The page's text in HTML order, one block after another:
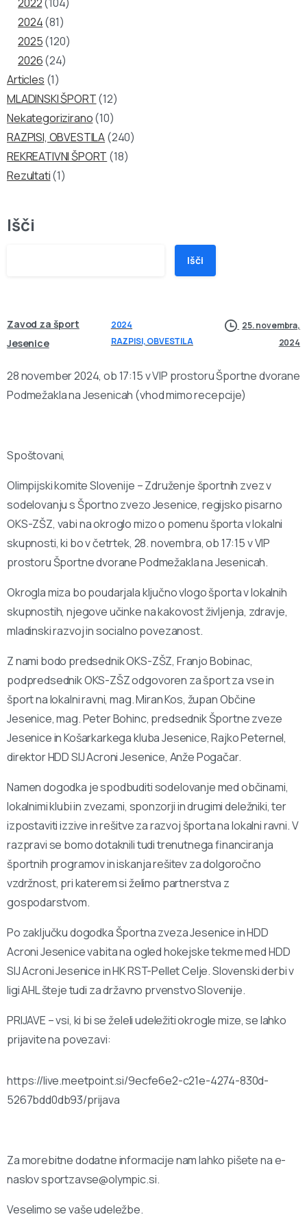
2024(81)
2025(120)
2026(24)
Articles (1)
MLADINSKI ŠPORT(12)
Nekategorizirano(10)
RAZPISI, OBVESTILA(240)
REKREATIVNI ŠPORT (18)
Rezultati(1)
Išči
Išči
Zavod za šport
Jesenice
2024
RAZPISI, OBVESTILA
25. novembra,
2024
28 november 2024, ob 17:15 v VIP prostoru Športne dvorane
Podmežakla na Jesenicah (vhod mimo recepcije)
Spoštovani,
Olimpijski komite Slovenije – Združenje športnih zvez v
sodelovanju s Športno zvezo Jesenice, regijsko pisarno
OKS-ZŠZ, vabi na okroglo mizo o pomenu športa v lokalni
skupnosti, ki bo v četrtek, 28. novembra, ob 17:15 v VIP
prostoru Športne dvorane Podmežakla na Jesenicah.
Okrogla miza bo poudarjala ključno vlogo športa v lokalnih
skupnostih, njegove učinke na kakovost življenja, zdravje,
mladinski razvoj in socialno povezanost.
Z nami bodo predsednik OKS-ZŠZ, Franjo Bobinac,
podpredsednik OKS-ZŠZ odgovoren za šport za vse in
šport na lokalni ravni, mag. Miran Kos, župan Občine
Jesenice, mag. Peter Bohinc, predsednik Športne zveze
Jesenice in Košarkarkega kluba Jesenice, Rajko Peternel,
direktor HDD SIJ Acroni Jesenice, Anže Pogačar.
Namen dogodka je spodbuditi sodelovanje med občinami,
lokalnimi klubi in zvezami, sponzorji in drugimi deležniki, ter
izpostaviti izzive in rešitve za razvoj športa na lokalni ravni. V
razpravi se bomo dotaknili tudi trenutnega financiranja
športnih programov in iskanja rešitev za dolgoročno
vzdržnost, pri katerem si želimo partnerstva z
gospodarstvom.
Po zaključku dogodka Športna zveza Jesenice in HDD
Acroni Jesenice vabita na ogled hokejske tekme med HDD
SIJ Acroni Jesenice in HK RST-Pellet Celje. Slovenski derbi v
ligi AHL šteje tudi za državno prvenstvo Slovenije.
PRIJAVE – vsi, ki bi se želeli udeležiti okrogle mize, se lahko
prijavite na povezavi:
https://live.meetpoint.si/9ecfe6e2-c21e-4274-830d-
5267bdd0db93/prijava
Za morebitne dodatne informacije nam lahko pišete na e-
naslovsportzavse@olympic.si.
Veselimo se vaše udeležbe.